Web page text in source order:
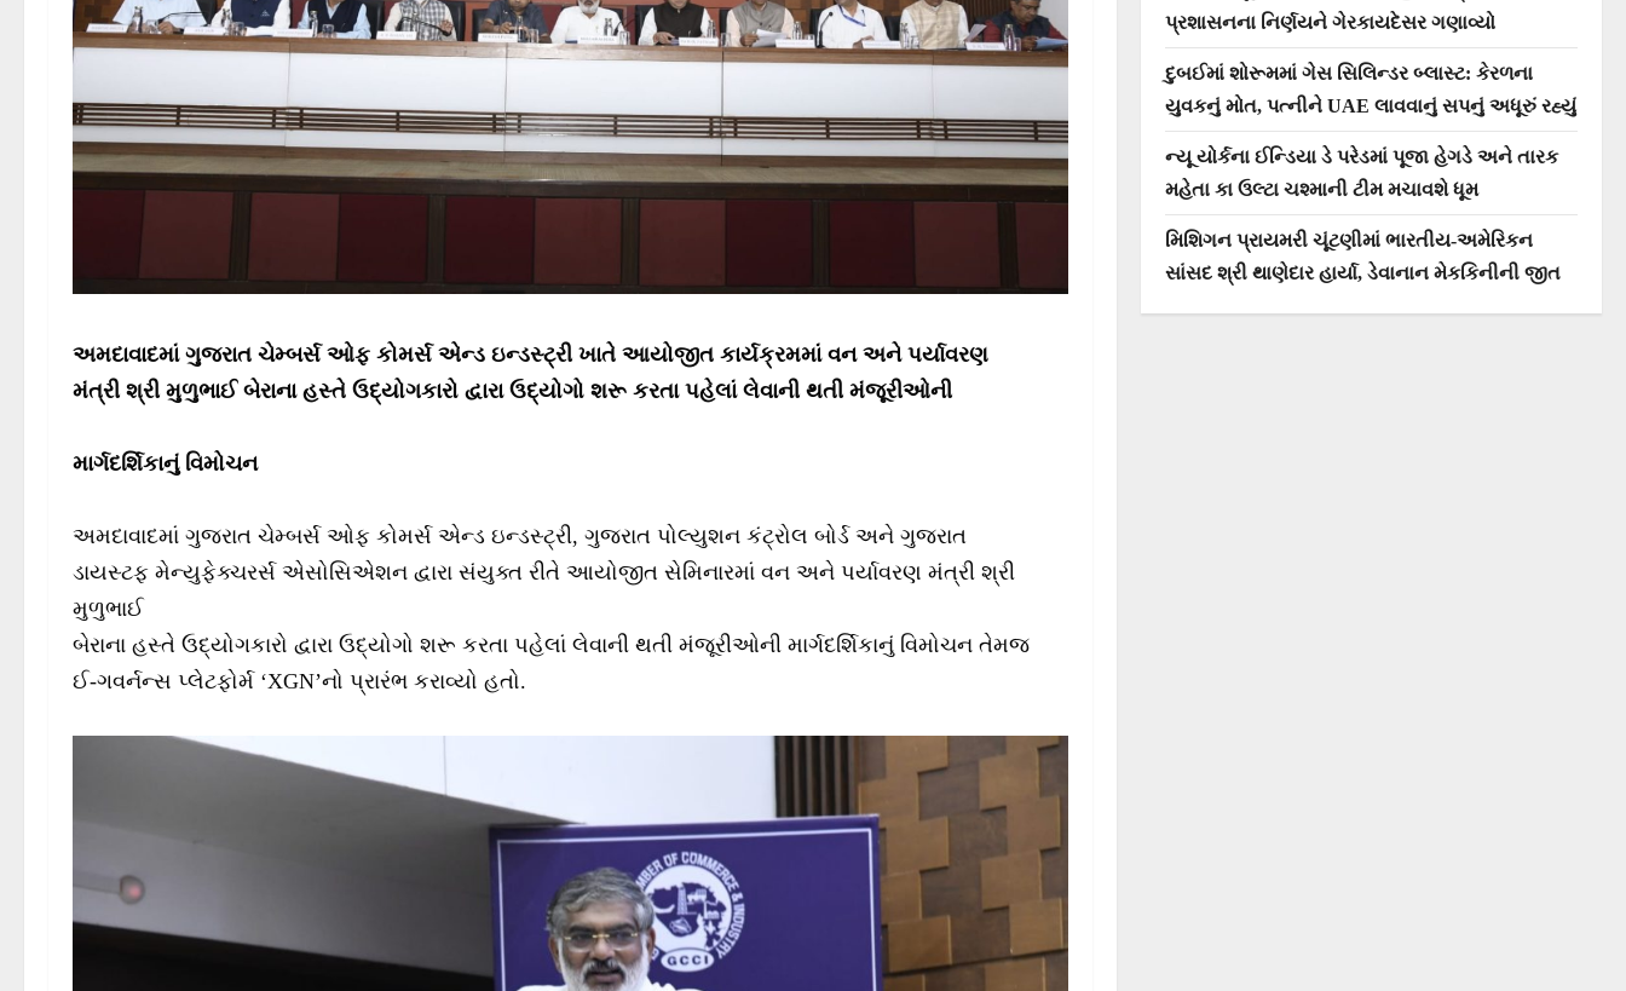
અમદાવાદમાં ગુજરાત ચેમ્બર્સ ઓફ કોમર્સ એન્ડ ઇન્ડસ્ટ્રી ખાતે આયોજીત કાર્યક્રમમાં વન અને પર્યાવરણ
મંત્રી શ્રી મુળુભાઈ બેરાના હસ્તે ઉદ્યોગકારો દ્વારા ઉદ્યોગો શરૂ કરતા પહેલાં લેવાની થતી મંજૂરીઓની
માર્ગદર્શિકાનું વિમોચન
અમદાવાદમાં ગુજરાત ચેમ્બર્સ ઓફ કોમર્સ એન્ડ ઇન્ડસ્ટ્રી, ગુજરાત પોલ્યુશન કંટ્રોલ બોર્ડ અને ગુજરાત
ડાયસ્ટફ મેન્યુફેક્ચરર્સ એસોસિએશન દ્વારા સંયુક્ત રીતે આયોજીત સેમિનારમાં વન અને પર્યાવરણ મંત્રી શ્રી
મુળુભાઈ
બેરાના હસ્તે ઉદ્યોગકારો દ્વારા ઉદ્યોગો શરૂ કરતા પહેલાં લેવાની થતી મંજૂરીઓની માર્ગદર્શિકાનું વિમોચન તેમજ
ઈ-ગવર્નન્સ પ્લેટફોર્મ ‘XGN’નો પ્રારંભ કરાવ્યો હતો.
પ્રશાસનના નિર્ણયને ગેરકાયદેસર ગણાવ્યો
દુબઈમાં શોરૂમમાં ગેસ સિલિન્ડર બ્લાસ્ટ: કેરળના
યુવકનું મોત, પત્નીને UAE લાવવાનું સપનું અધૂરું રહ્યું
ન્યૂ યોર્કના ઈન્ડિયા ડે પરેડમાં પૂજા હેગડે અને તારક
મહેતા કા ઉલ્ટા ચશ્માની ટીમ મચાવશે ધૂમ
મિશિગન પ્રાયમરી ચૂંટણીમાં ભારતીય-અમેરિકન
સાંસદ શ્રી થાણેદાર હાર્યા, ડેવાનાન મેકકિનીની જીત